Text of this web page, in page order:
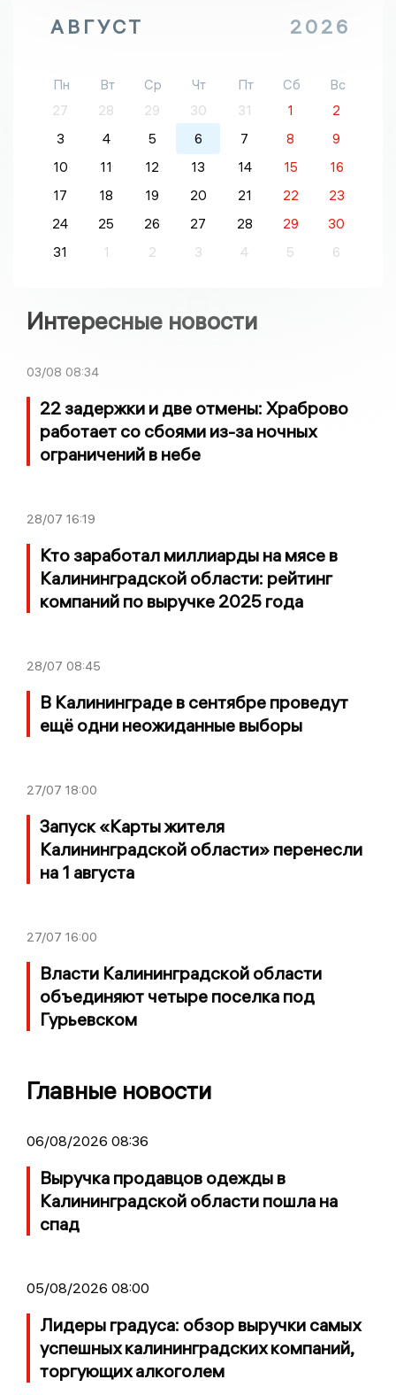
АВГУСТ 2026
Пн Вт Ср Чт Пт Сб
Вс
27
28 29 30 31 1
2
3
4 5 6 7 8
9
10
11 12 13 14 15
16
17
18 19 20 21 22
23
24
25 26 27 28 29
30
31
1 2 3 4 5 6
Интересные новости
03/08 08:34
22 задержки и две отмены: Храброво
работает со сбоями из-за ночных
ограничений в небе
28/07 16:19
Кто заработал миллиарды на мясе в
Калининградской области: рейтинг
компаний по выручке 2025 года
28/07 08:45
В Калининграде в сентябре проведут
ещё одни неожиданные выборы
27/07 18:00
Запуск «Карты жителя
Калининградской области» перенесли
на 1 августа
27/07 16:00
Власти Калининградской области
объединяют четыре поселка под
Гурьевском
Главные новости
06/08/2026 08:36
Выручка продавцов одежды в
Калининградской области пошла на
спад
05/08/2026 08:00
Лидеры градуса: обзор выручки самых
успешных калининградских компаний,
торгующих алкоголем